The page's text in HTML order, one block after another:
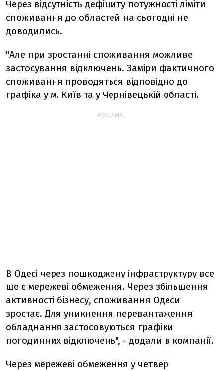
Через відсутність дефіциту потужності ліміти
споживання до областей на сьогодні не
доводились.
"Але при зростанні споживання можливе
застосування відключень. Заміри фактичного
споживання проводяться відповідно до
графіка у м. Київ та у Чернівецькій області.
РЕКЛАМА:
В Одесі через пошкоджену інфраструктуру все
ще є мережеві обмеження. Через збільшення
активності бізнесу, споживання Одеси
зростає. Для уникнення перевантаження
обладнання застосовуються графіки
погодинних відключень", - додали в компанії.
Через мережеві обмеження у четвер